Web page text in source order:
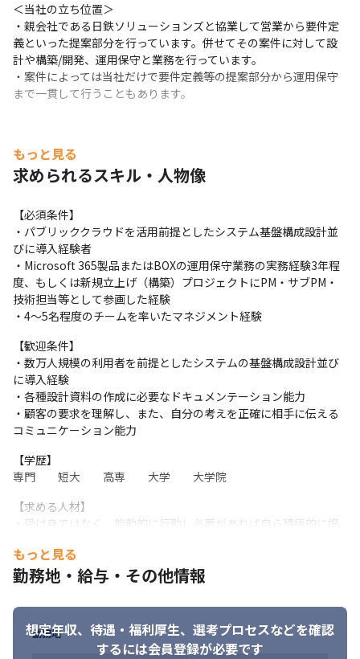
＜当社の立ち位置＞
・親会社である日鉄ソリューションズと協業して営業から要件定
義といった提案部分を行っています。併せてその案件に対して設
計や構築/開発、運用保守と業務を行っています。
・案件によっては当社だけで要件定義等の提案部分から運用保守
まで一貫して行うこともあります。
もっと見る
求められるスキル・人物像
【必須条件】
・パブリッククラウドを活用前提としたシステム基盤構成設計並
びに導入経験者
・Microsoft 365製品またはBOXの運用保守業務の実務経験3年程
度、もしくは新規立上げ（構築）プロジェクトにPM・サブPM・
技術担当等として参画した経験
・4～5名程度のチームを率いたマネジメント経験
【歓迎条件】
・数万人規模の利用者を前提としたシステムの基盤構成設計並び
に導入経験
・各種設計資料の作成に必要なドキュメンテーション能力
・顧客の要求を理解し、また、自分の考えを正確に相手に伝える
コミュニケーション能力
【学歴】
専門　　短大　　高専　　大学　　大学院
【求める人材】
・受け身ではなく、能動的に行動し必要があれば自ら積極的に提
＜当社のVisionと採用背景＞
今回、日本製鉄向け事業領域での募集ですが、あわせて日本製鉄
グループ各社のシステム開発案件の受注も想定しています。親会
社と連携しつつ、案件推進～運用保守までを当社が引き受けるこ
とにより、更なる事業拡大を図ります。
もっと見る
勤務地・給与・その他情報
想定年収、待遇・福利厚生、 選考プロセスなどを確認
するには会員登録が必要です
勤務地